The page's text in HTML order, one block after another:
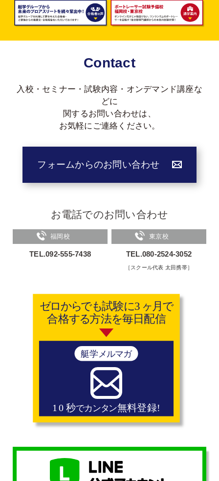
Contact
入校・セミナー・試験内容・オンデマンド講座な
どに
関するお問い合わせは、
お気軽にご連絡ください。
フォームからのお問い合わせ
お電話でのお問い合わせ
福岡校
TEL.092-555-7438
東京校
TEL.080-2524-3052
［スクール代表 太田携帯］